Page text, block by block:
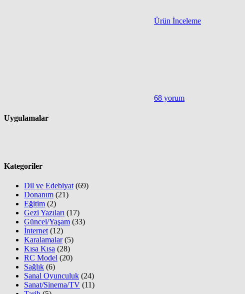
Ürün İnceleme
68 yorum
Uygulamalar
Kategoriler
Dil ve Edebiyat (69)
Donanım (21)
Eğitim (2)
Gezi Yazıları (17)
Güncel/Yaşam (33)
İnternet (12)
Karalamalar(5)
Kısa Kısa (28)
RC Model (20)
Sağlık (6)
Sanal Oyunculuk (24)
Sanat/Sinema/TV (11)